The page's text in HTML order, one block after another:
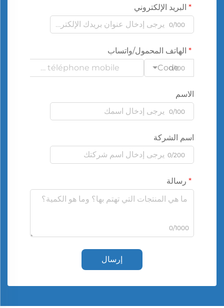
البريد الإلكتروني
0/100
الهاتف المحمول/واتساب
Code
0/100
الاسم
0/100
اسم الشركة
0/200
رسالة
0/1000
إرسال